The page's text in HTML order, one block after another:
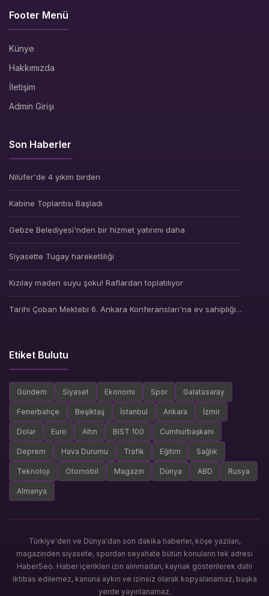
Footer Menü
Künye
Hakkımızda
İletişim
Admin Girişi
Son Haberler
Nilüfer'de 4 yıkım birden
Kabine Toplantısı Başladı
Gebze Belediyesi'nden bir hizmet yatırımı daha
Siyasette Tugay hareketliliği
Kızılay maden suyu şoku! Raflardan toplatılıyor
Tarihi Çoban Mektebi 6. Ankara Konferansları'na ev sahipliği...
Etiket Bulutu
Gündem Siyaset Ekonomi Spor Galatasaray
Fenerbahçe Beşiktaş İstanbul Ankara İzmir
Dolar Euro Altın BIST 100 Cumhurbaşkanı
Deprem Hava Durumu Trafik Eğitim Sağlık
Teknoloji Otomobil Magazin Dünya ABD Rusya
Almanya
Türkiye'den ve Dünya'dan son dakika haberler, köşe yazıları,
magazinden siyasete, spordan seyahate bütün konuların tek adresi
HaberSeo. Haber içerikleri izin alınmadan, kaynak gösterilerek dahi
iktibas edilemez, kanuna aykırı ve izinsiz olarak kopyalanamaz, başka
yerde yayınlanamaz.